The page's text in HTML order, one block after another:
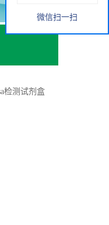
检测试剂盒
微信扫一扫